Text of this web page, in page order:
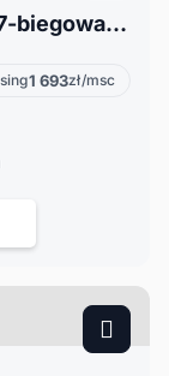
Cupra Leon 2.0 VZ TSI 333 KM 7-biegowa automatyczna DSG 4Drive Dostępny od Ręki!
1 693zł/msc